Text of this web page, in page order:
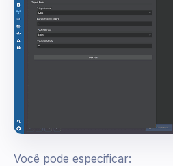
Você pode especificar: